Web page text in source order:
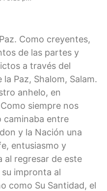
Como creyentes,
de las partes y
a través del
Paz, Shalom, Salam.
anhelo, en
siempre nos
caminaba entre
y la Nación una
entusiasmo y
al regresar de este
impronta al
como Su Santidad, el